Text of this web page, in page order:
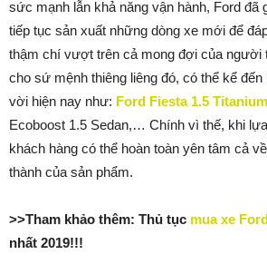
sức mạnh lẫn khả năng vận hành, Ford
tiếp tục sản xuất những dòng xe mới để
thậm chí vượt trên cả mong đợi của người
cho sứ mệnh thiêng liêng đó, có thể kể
vời hiện nay như: Ford Fiesta 1.5 Titanium
Ecoboost 1.5 Sedan,… Chính vì thế, khi
khách hàng có thể hoàn toàn yên tâm cả
thành của sản phẩm.
>>Tham khảo thêm: Thủ tục mua xe
nhất 2019!!!